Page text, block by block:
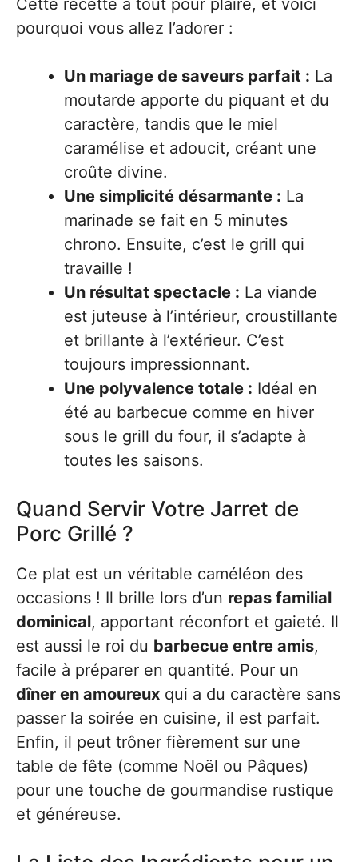
Cette recette a tout pour plaire, et voici
pourquoi vous allez l’adorer :
Un mariage de saveurs parfait : La
moutarde apporte du piquant et du
caractère, tandis que le miel
caramélise et adoucit, créant une
croûte divine.
Une simplicité désarmante : La
marinade se fait en 5 minutes
chrono. Ensuite, c’est le grill qui
travaille !
Un résultat spectacle : La viande
est juteuse à l’intérieur, croustillante
et brillante à l’extérieur. C’est
toujours impressionnant.
Une polyvalence totale : Idéal en
été au barbecue comme en hiver
sous le grill du four, il s’adapte à
toutes les saisons.
Quand Servir Votre Jarret de
Porc Grillé ?
Ce plat est un véritable caméléon des
occasions ! Il brille lors d’un repas familial
dominical, apportant réconfort et gaieté. Il
est aussi le roi du barbecue entre amis,
facile à préparer en quantité. Pour un
dîner en amoureux qui a du caractère sans
passer la soirée en cuisine, il est parfait.
Enfin, il peut trôner fièrement sur une
table de fête (comme Noël ou Pâques)
pour une touche de gourmandise rustique
et généreuse.